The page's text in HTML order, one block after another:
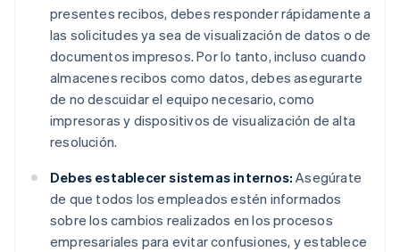
presentes recibos, debes responder rápidamente a
las solicitudes ya sea de visualización de datos o de
documentos impresos. Por lo tanto, incluso cuando
almacenes recibos como datos, debes asegurarte
de no descuidar el equipo necesario, como
impresoras y dispositivos de visualización de alta
resolución.
Debes establecer sistemas internos: Asegúrate
de que todos los empleados estén informados
sobre los cambios realizados en los procesos
empresariales para evitar confusiones, y establece